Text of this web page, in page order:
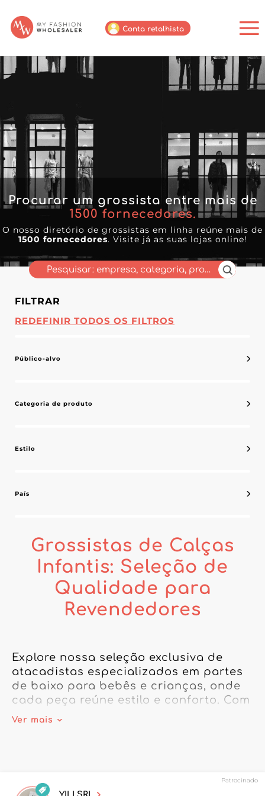
Conta retalhista
Procurar um grossista entre mais de
1500 fornecedores.
O nosso diretório de grossistas em linha reúne mais de
1500 fornecedores. Visite já as suas lojas online!
FILTRAR
REDEFINIR TODOS OS FILTROS
Público-alvo
Categoria de produto
Estilo
País
Grossistas de Calças
Infantis: Seleção de
Qualidade para
Revendedores
Explore nossa seleção exclusiva de
atacadistas especializados em partes
de baixo para bebês e crianças, onde
cada peça reúne estilo e conforto. Com
uma ampla linha de calças infantis, das
perfeitas para os primeiros passos.
Ver mais
Patrocinado